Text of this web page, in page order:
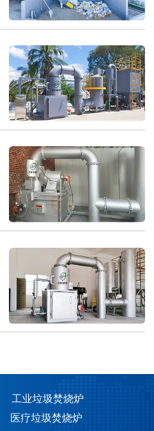
工业垃圾焚烧炉
医疗垃圾焚烧炉